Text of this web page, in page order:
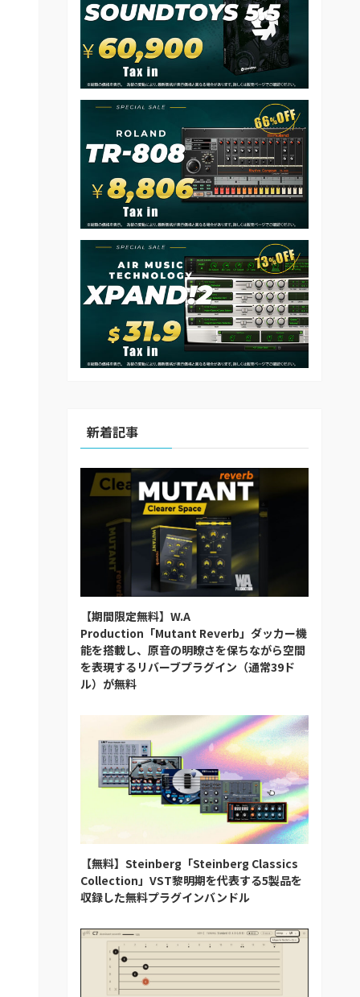
新着記事
【期間限定無料】W.A
Production「Mutant Reverb」ダッカー機
能を搭載し、原音の明瞭さを保ちながら空間
を表現するリバーブプラグイン（通常39ド
ル）が無料
【無料】Steinberg「Steinberg Classics
Collection」VST黎明期を代表する5製品を
収録した無料プラグインバンドル